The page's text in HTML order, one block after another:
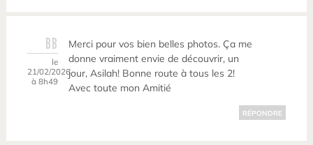
BB
le
21/02/2026
à 8h49
Merci pour vos bien belles photos. Ça me
donne vraiment envie de découvrir, un
jour, Asilah! Bonne route à tous les 2!
Avec toute mon Amitié
RÉPONDRE